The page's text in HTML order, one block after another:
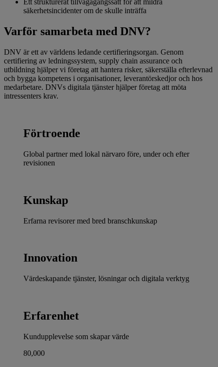
Ett strukturerat tillvägagångssätt för att mildra
säkerhetsincidenter om de skulle inträffa
Varför samarbeta med DNV?
DNV är ett av världens ledande certifieringsorgan. Genom
certifiering av ledningssystem, supply chain assurance och
utbildning hjälper vi företag att hantera risker, säkerställa efterlevnad
och bygga kompetens i organisationer, leverantörskedjor och hos
medarbetare. DNVs digitala tjänster hjälper företag att möta
intressenters krav.
Förtroende
Global partner med lokal närvaro före, under och efter
revisionen
Kunskap
Erfarna revisorer med bred branschkunskap
Innovation
Värdeskapande tjänster, lösningar och digitala verktyg
Erfarenhet
Kundupplevelse som skapar värde
80,000